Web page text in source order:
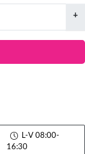
+
L-V 08:00-
16:30